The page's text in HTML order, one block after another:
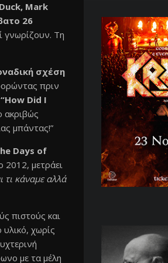
Mark
26
γνωρίζουν. Τη
σχέση
πριν
“How Did I
ακριβώς
μπάντας!”
Days of
2012, μετράει
τι κάναμε αλλά
πιστούς και
χωρίς
με τα μέλη